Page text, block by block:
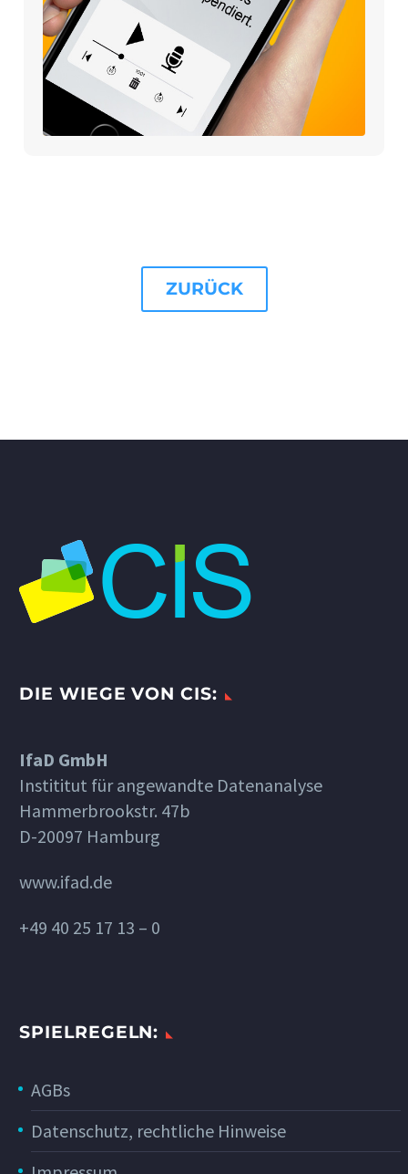
ZURÜCK
DIE WIEGE VON CIS:
IfaD GmbH
Instititut für angewandte Datenanalyse
Hammerbrookstr. 47b
D-20097 Hamburg
www.ifad.de
+49 40 25 17 13 – 0
SPIELREGELN:
AGBs
Datenschutz, rechtliche Hinweise